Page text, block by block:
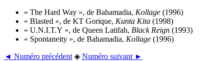
« The Hard Way », de Bahamadia, Kollage (1996)
« Blasted », de KT Gorique, Kunta Kita (1998)
« U.N.I.T.Y », de Queen Latifah, Black Reign (1993)
« Spontaneity », de Bahamadia, Kollage (1996)
◄ Numéro précédent ◈ Numéro suivant ►